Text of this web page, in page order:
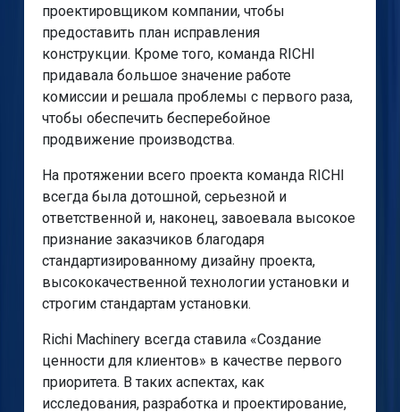
проектировщиком компании, чтобы
предоставить план исправления
конструкции. Кроме того, команда RICHI
придавала большое значение работе
комиссии и решала проблемы с первого раза,
чтобы обеспечить бесперебойное
продвижение производства.
На протяжении всего проекта команда RICHI
всегда была дотошной, серьезной и
ответственной и, наконец, завоевала высокое
признание заказчиков благодаря
стандартизированному дизайну проекта,
высококачественной технологии установки и
строгим стандартам установки.
Richi Machinery всегда ставила «Создание
ценности для клиентов» в качестве первого
приоритета. В таких аспектах, как
исследования, разработка и проектирование,